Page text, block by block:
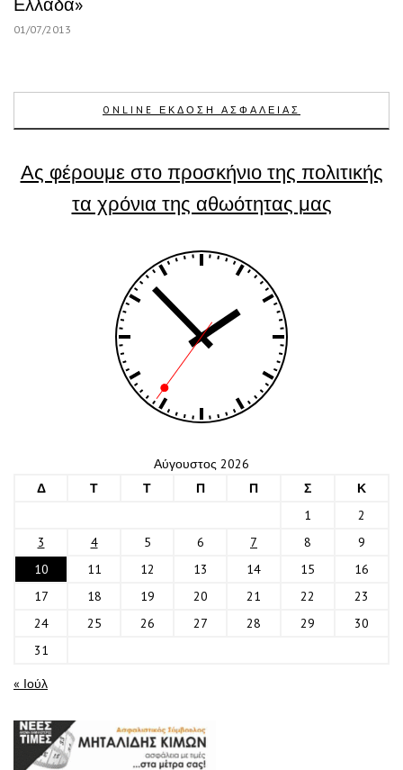
Ελλάδα»
01/07/2013
ONLINE ΕΚΔΟΣΗ ΑΣΦΑΛΕΙΑΣ
Ας φέρουμε στο προσκήνιο της πολιτικής
τα χρόνια της αθωότητας μας
Αύγουστος 2026
Δ
Τ Τ Π Π Σ
Κ
1
2
3
4 5 6 7 8
9
10
11 12 13 14 15
16
17
18 19 20 21 22
23
24
25 26 27 28 29
30
31
« Ιούλ